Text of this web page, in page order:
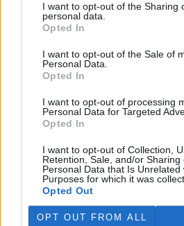
I want to opt-out of the Sharing
personal data.
Opted In
I want to opt-out of the Sale of
Personal Data.
Opted In
I want to opt-out of processing
Personal Data for Targeted
Opted In
I want to opt-out of Collection,
Retention, Sale, and/or Sharing
Personal Data that Is Unrelated
Purposes for which it was
Opted Out
OPT OUT FROM ALL
A rok 1948 byl velmi
demokracie v totalitu, taky to
Odpovědět
Reaguje na Pavel Hanzl
Poslouchat si to nemusím,
A dávat na podobnou
tzv. Třetí republiky a ten
absolutní idiot. Ostatně, po
demokracie byla, ale
pluralitní demokracii se